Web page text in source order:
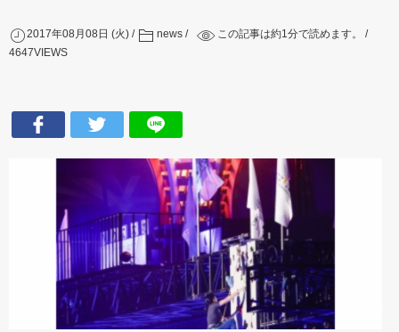
2017年08月08日 (火) news この記事は約1分で読めます。
4647VIEWS